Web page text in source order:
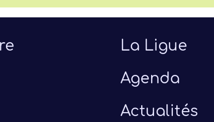
La Ligue
Agenda
Actualités